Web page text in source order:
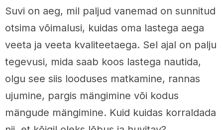
Suvi on aeg, mil paljud vanemad on sunnitud
otsima võimalusi, kuidas oma lastega aega
veeta ja veeta kvaliteetaega. Sel ajal on palju
tegevusi, mida saab koos lastega nautida,
olgu see siis looduses matkamine, rannas
ujumine, pargis mängimine või kodus
mängude mängimine. Kuid kuidas korraldada